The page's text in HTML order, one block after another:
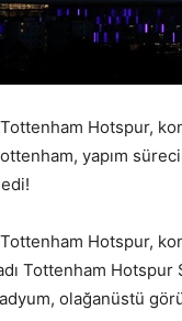
Hotspur,
yapım
Hotspur,
Tottenham Hotspur